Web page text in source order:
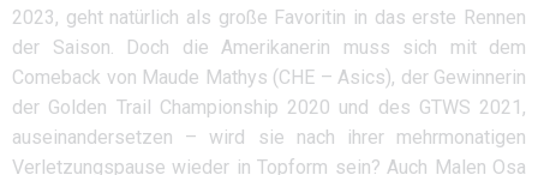
2023, geht natürlich als große Favoritin in das erste Rennen
der Saison. Doch die Amerikanerin muss sich mit dem
Comeback von Maude Mathys (CHE – Asics), der Gewinnerin
der Golden Trail Championship 2020 und des GTWS 2021,
auseinandersetzen – wird sie nach ihrer mehrmonatigen
Verletzungspause wieder in Topform sein? Auch Malen Osa